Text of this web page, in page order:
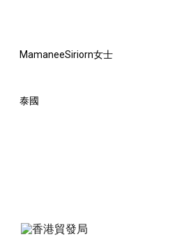
MamaneeSiriorn女士
泰國